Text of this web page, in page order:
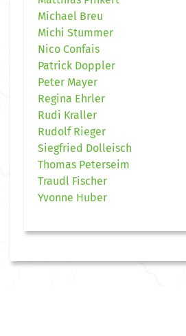
Michael Breu
Michi Stummer
Nico Confais
Patrick Doppler
Peter Mayer
Regina Ehrler
Rudi Kraller
Rudolf Rieger
Siegfried Dolleisch
Thomas Peterseim
Traudl Fischer
Yvonne Huber